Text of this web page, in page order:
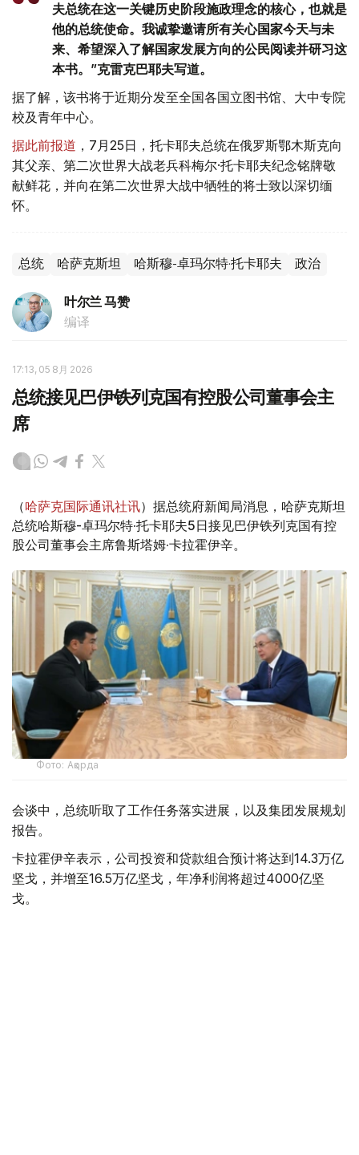
夫总统在这一关键历史阶段施政理念的核心，也就是
他的总统使命。我诚挚邀请所有关心国家今天与未
来、希望深入了解国家发展方向的公民阅读并研习这
本书。”克雷克巴耶夫写道。
据了解，该书将于近期分发至全国各国立图书馆、大中专院
校及青年中心。
据此前报道 ，7月25日，托卡耶夫总统在俄罗斯鄂木斯克向
其父亲、第二次世界大战老兵科梅尔·托卡耶夫纪念铭牌敬
献鲜花，并向在第二次世界大战中牺牲的将士致以深切缅
怀。
总统 哈萨克斯坦 哈斯穆-卓玛尔特·托卡耶夫 政治
叶尔兰 马赞
编译
17:13, 05 8月 2026
总统接见巴伊铁列克国有控股公司董事会主
席
（哈萨克国际通讯社讯）据总统府新闻局消息，哈萨克斯坦
总统哈斯穆-卓玛尔特·托卡耶夫5日接见巴伊铁列克国有控
股公司董事会主席鲁斯塔姆·卡拉霍伊辛。
Фото: Ақорда
会谈中，总统听取了工作任务落实进展，以及集团发展规划
报告。
卡拉霍伊辛表示，公司投资和贷款组合预计将达到14.3万亿
坚戈，并增至16.5万亿坚戈，年净利润将超过4000亿坚
戈。